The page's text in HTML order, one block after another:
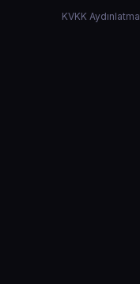
KVKK Aydınlatma